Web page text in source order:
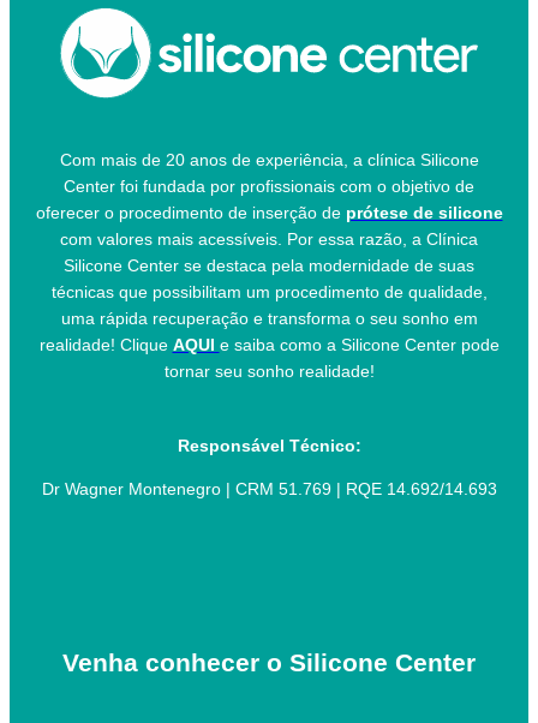
Com mais de 20 anos de experiência, a clínica Silicone
Center foi fundada por profissionais com o objetivo de
oferecer o procedimento de inserção de prótese de silicone
com valores mais acessíveis. Por essa razão, a Clínica
Silicone Center se destaca pela modernidade de suas
técnicas que possibilitam um procedimento de qualidade,
uma rápida recuperação e transforma o seu sonho em
realidade! Clique AQUI e saiba como a Silicone Center pode
tornar seu sonho realidade!
Responsável Técnico:
Dr Wagner Montenegro | CRM 51.769 | RQE 14.692/14.693
Venha conhecer o Silicone Center